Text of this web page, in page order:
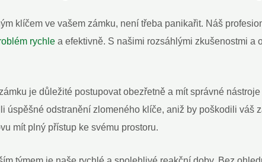
klíčem ve vašem zámku, není třeba panikařit. Náš
rychle a efektivně. S našimi rozsáhlými zkušenostmi a
je důležité postupovat obezřetně a mít správné
úspěšné odstranění zlomeného klíče, aniž by poškodili váš
mít plný přístup ke svému prostoru.